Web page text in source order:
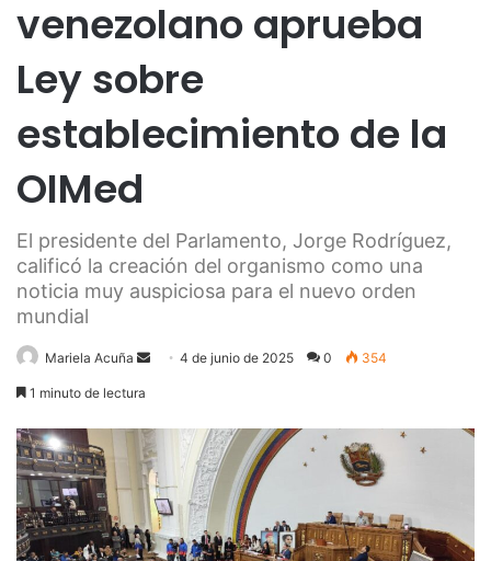
venezolano aprueba
Ley sobre
establecimiento de la
OIMed
El presidente del Parlamento, Jorge Rodríguez,
calificó la creación del organismo como una
noticia muy auspiciosa para el nuevo orden
mundial
Mariela Acuña
Send4 de junio de 2025 0 354
1 minuto de lectura